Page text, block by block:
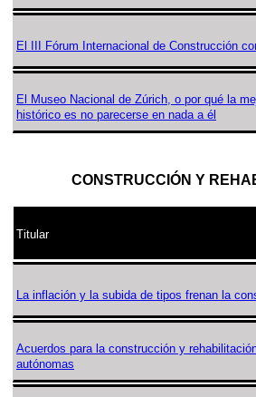
El III Fórum Internacional de Construcción
El Museo Nacional de Zúrich, o por qué la
histórico es no parecerse en nada a él
CONSTRUCCIÓN Y
Titular
La inflación y la subida de tipos frenan la
Acuerdos para la construcción y
autónomas